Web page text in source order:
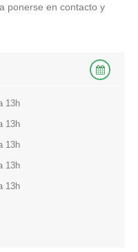
ponerse en contacto y
13h
13h
13h
13h
13h